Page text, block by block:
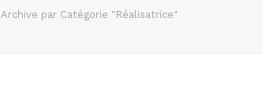
Archive par Catégorie "Réalisatrice"